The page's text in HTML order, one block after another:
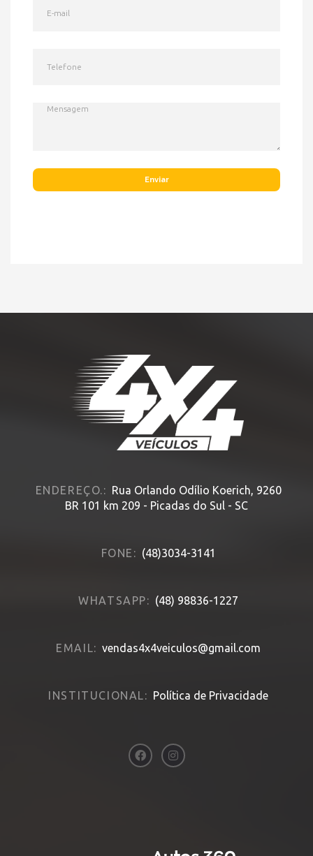
ENDEREÇO.: Rua Orlando Odílio Koerich, 9260
BR 101 km 209 - Picadas do Sul - SC
FONE: (48)3034-3141
WHATSAPP: (48) 98836-1227
EMAIL: vendas4x4veiculos@gmail.com
INSTITUCIONAL: Política de Privacidade